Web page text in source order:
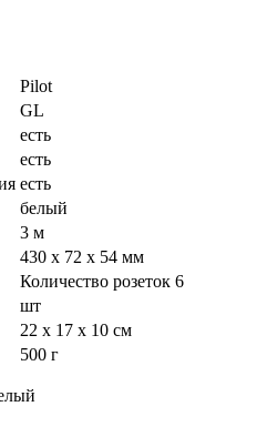
Pilot
GL
есть
есть
есть
белый
3 м
430 x 72 x 54 мм
Количество розеток 6
шт
22 x 17 x 10 см
500 г